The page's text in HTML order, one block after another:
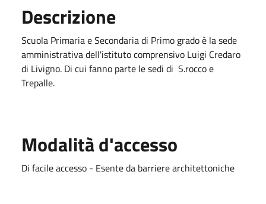
Descrizione
Scuola Primaria e Secondaria di Primo grado è la sede
amministrativa dell'istituto comprensivo Luigi Credaro
di Livigno. Di cui fanno parte le sedi di S.rocco e
Trepalle.
Modalità d'accesso
Di facile accesso - Esente da barriere architettoniche